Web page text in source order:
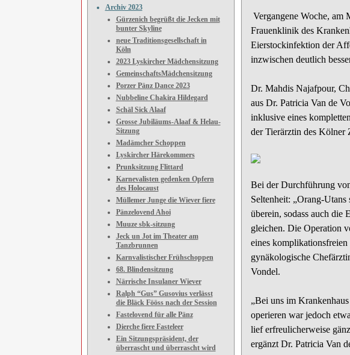
Archiv 2023
Gürzenich begrüßt die Jecken mit
bunter Skyline
neue Traditionsgesellschaft in
Köln
2023 Lyskircher Mädchensitzung
GemeinschaftsMädchensitzung
Porzer Pänz Dance 2023
Nubbeline Chakira Hildegard
Schäl Sick Alaaf
Grosse Jubiläums-Alaaf & Helau-
Sitzung
Madämcher Schoppen
Lyskircher Härekommers
Prunksitzung Flittard
Karnevalisten gedenken Opfern
des Holocaust
Müllemer Junge die Wiever fiere
Pänzelovend Ahoi
Muuze sbk-sitzung
Jeck un Jot im Theater am
Tanzbrunnen
Karnvalistischer Frühschoppen
68. Blindensitzung
Närrische Insulaner Wiever
Ralph “Gus” Gusovius verlässt
die Bläck Fööss nach der Session
Fastelovend für alle Pänz
Dierche fiere Fasteleer
Ein Sitzungspräsident, der
überrascht und überrascht wird
Vergangene Woche, am
Frauenklinik des
Eierstockinfektion der
inzwischen deutlich
Dr. Mahdis Najafpour,
aus Dr. Patricia Van de
inklusive eines
der Tierärztin des Kölner
Bei der Durchführung
Seltenheit: „Orang-
überein, sodass auch die
gleichen. Die Operation
eines
gynäkologische
Vondel.
„Bei uns im
operieren war jedoch
lief erfreulicherweise
ergänzt Dr. Patricia Van